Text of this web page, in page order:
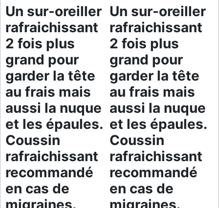
Un sur-oreiller
rafraichissant
2 fois plus
grand pour
garder la tête
au frais mais
aussi la nuque
et les épaules.
Coussin
rafraichissant
recommandé
en cas de
migraines.
Un sur-oreiller
rafraichissant
2 fois plus
grand pour
garder la tête
au frais mais
aussi la nuque
et les épaules.
Coussin
rafraichissant
recommandé
en cas de
migraines.